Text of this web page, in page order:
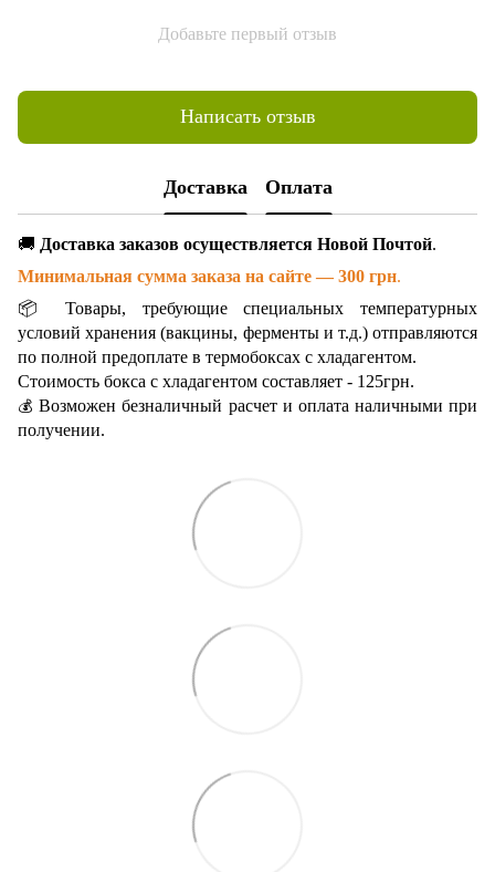
Добавьте первый отзыв
Написать отзыв
Доставка Оплата
🚚 Доставка заказов осуществляется Новой Почтой.
Минимальная сумма заказа на сайте — 300 грн.
📦 Товары, требующие специальных температурных
условий хранения (вакцины, ферменты и т.д.) отправляются
по полной предоплате в термобоксах с хладагентом.
Стоимость бокса с хладагентом составляет - 125грн.
💰Возможен безналичный расчет и оплата наличными при
получении.